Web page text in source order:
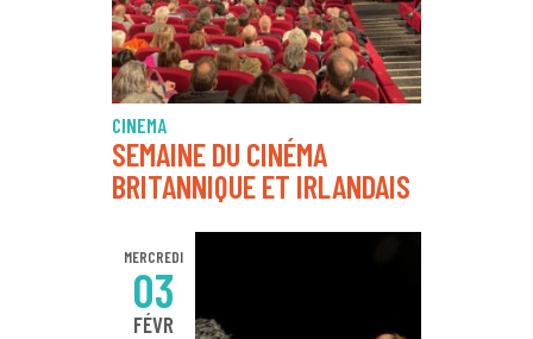
CINEMA
SEMAINE DU CINÉMA
BRITANNIQUE ET IRLANDAIS
MERCREDI
03
FÉVR